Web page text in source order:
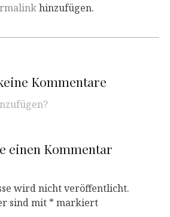
hinzufügen.
Kommentare
einen Kommentar
wird nicht veröffentlicht.
sind mit * markiert